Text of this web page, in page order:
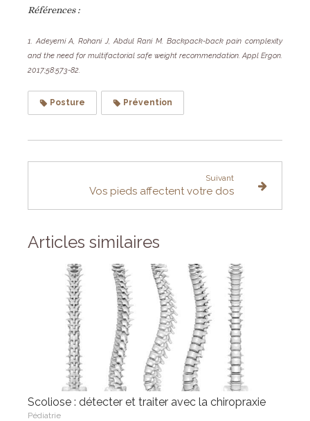
Références :
1. Adeyemi A, Rohani J, Abdul Rani M. Backpack-back pain complexity
and the need for multifactorial safe weight recommendation. Appl Ergon.
2017;58:573-82.
Posture Prévention
Suivant
Vos pieds affectent votre dos
Articles similaires
Scoliose : détecter et traiter avec la chiropraxie
Pédiatrie